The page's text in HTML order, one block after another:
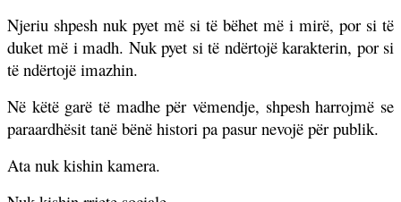
Njeriu shpesh nuk pyet më si të bëhet më i mirë, por si të
duket më i madh. Nuk pyet si të ndërtojë karakterin, por si
të ndërtojë imazhin.
Në këtë garë të madhe për vëmendje, shpesh harrojmë se
paraardhësit tanë bënë histori pa pasur nevojë për publik.
Ata nuk kishin kamera.